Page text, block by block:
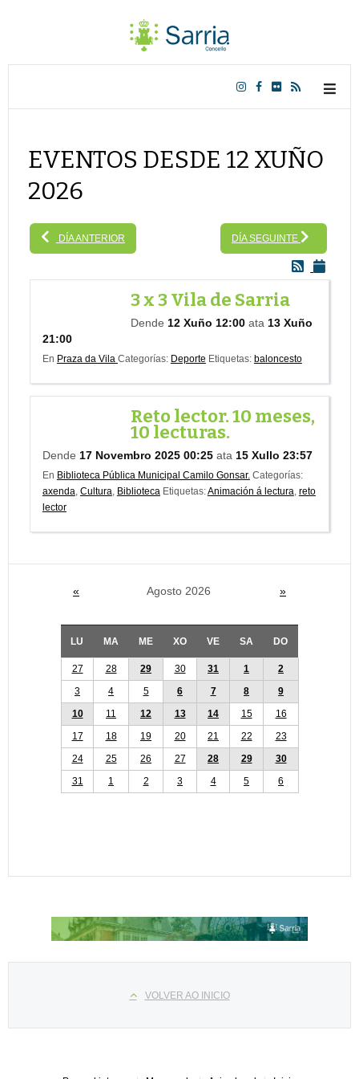
EVENTOS DESDE 12 XUÑO
2026
DÍA ANTERIOR DÍA SEGUINTE
3 x 3 Vila de Sarria
Dende 12 Xuño 12:00 ata 13 Xuño
21:00
En Praza da Vila Categorías: Deporte Etiquetas: baloncesto
Reto lector. 10 meses,
10 lecturas.
Dende 17 Novembro 2025 00:25 ata 15 Xullo 23:57
En Biblioteca Pública Municipal Camilo Gonsar. Categorías:
axenda, Cultura, Biblioteca Etiquetas:Animación á lectura, reto
lector
« Agosto 2026 »
LU MA ME XO VE SA DO
27 28 29 30 31 1
2
3
4 5 6 7 8
9
10
11 12 13 14 15
16
17
18 19 20 21 22
23
24
25 26 27 28 29
30
31
1 2 3 4 5 6
VOLVER AO INICIO